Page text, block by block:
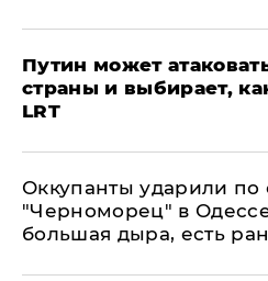
Путин может
страны и выбирает,
LRT
Оккупанты ударили по
"Черноморец" в
большая дыра, есть